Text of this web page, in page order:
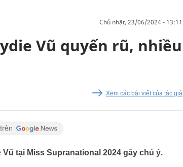
chủ nhật, 23/06/2024 - 13:11
Vũ quyến rũ, nhiều
Xem các bài viết của tác giả
tại Miss Supranational 2024 gây chú ý.